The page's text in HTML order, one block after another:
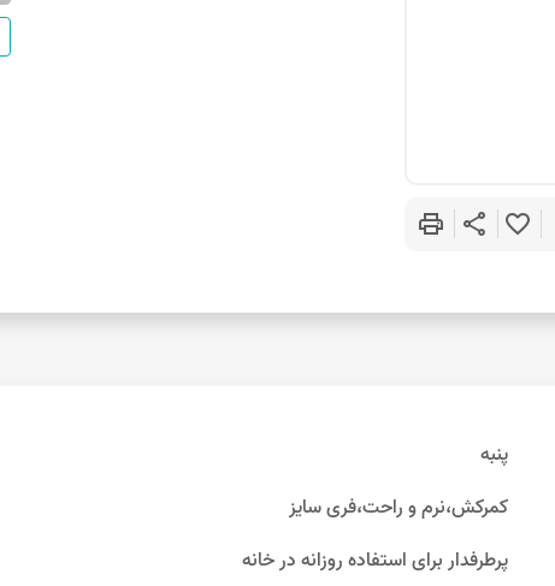
favorite_border
share
print
پنبه
کمرکش،نرم و راحت،فری سایز
پرطرفدار برای استفاده روزانه در خانه